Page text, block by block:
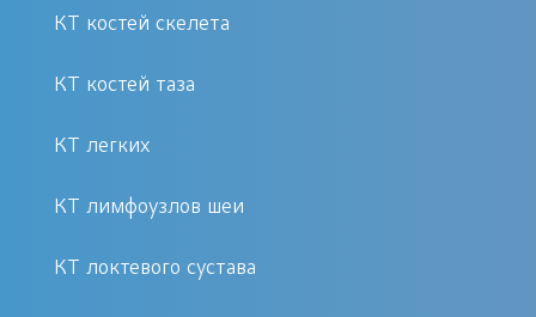
диагностический стол, который
томографа. Аппарат создает
что позволяет получить подробную
информацию о состоянии сосудистой
КТ костей скелета
КТ костей таза
КТ легких
КТ лимфоузлов шеи
КТ локтевого сустава